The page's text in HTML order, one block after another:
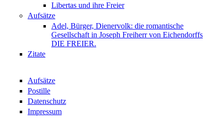
Libertas und ihre Freier
Aufsätze
Adel, Bürger, Dienervolk: die romantische
Gesellschaft in Joseph Freiherr von Eichendorffs
DIE FREIER.
Zitate
Aufsätze
Postille
Datenschutz
Impressum